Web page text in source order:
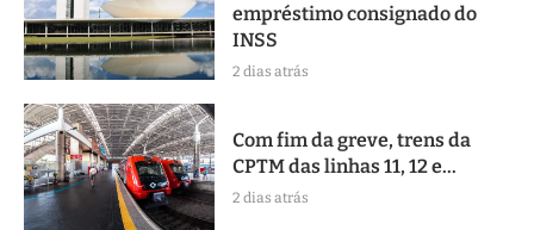
empréstimo consignado do
INSS
2 dias atrás
Com fim da greve, trens da
CPTM das linhas 11, 12 e...
2 dias atrás